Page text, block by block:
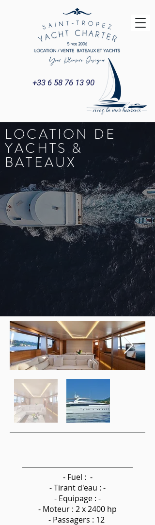
+33 6 58 76 13 90
LOCATION DE
YACHTS &
BATEAUX
- Fuel : -
-Tirant d'eau : -
- Equipage : -
- Moteur : 2 x 2400 hp
- Passagers : 12